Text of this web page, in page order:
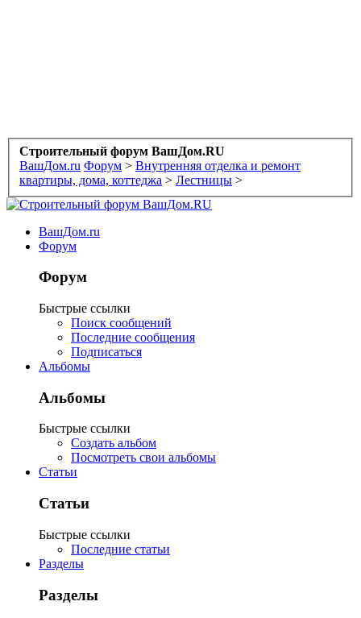
Строительный форум ВашДом.RU
ВашДом.ru Форум > Внутренняя отделка и ремонт
квартиры, дома, коттеджа > Лестницы >
ВашДом.ru
Форум
Форум
Быстрые ссылки
Поиск сообщений
Последние сообщения
Подписаться
Альбомы
Альбомы
Быстрые ссылки
Создать альбом
Посмотреть свои альбомы
Статьи
Статьи
Быстрые ссылки
Последние статьи
Разделы
Разделы